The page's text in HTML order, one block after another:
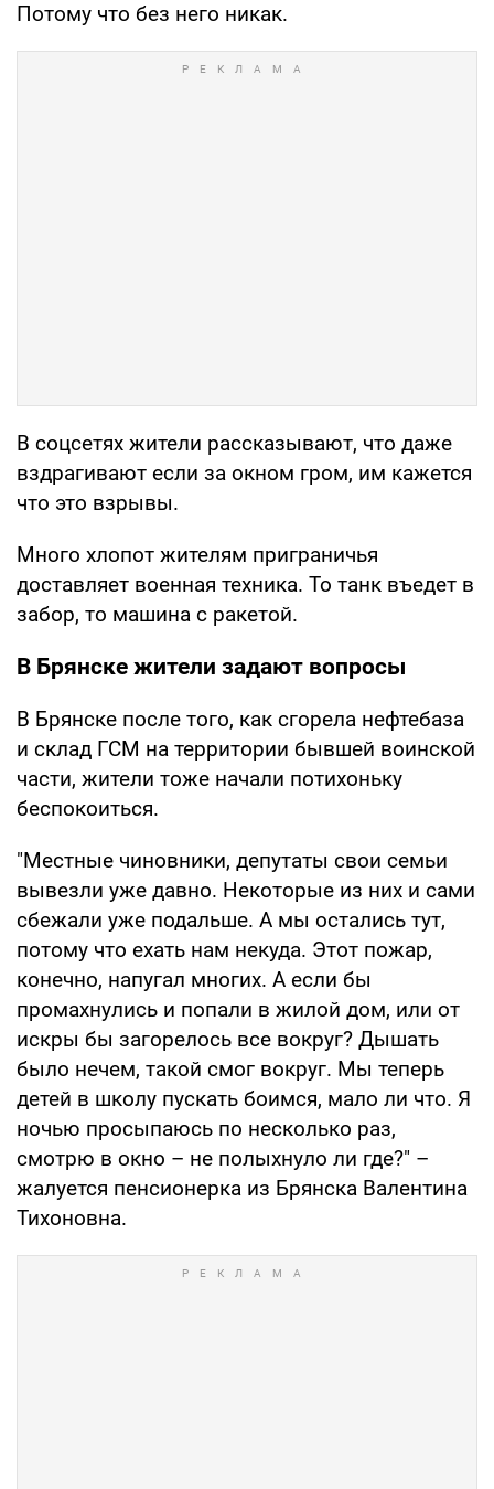
Потому что без него никак.
В соцсетях жители рассказывают, что даже
вздрагивают если за окном гром, им кажется
что это взрывы.
Много хлопот жителям приграничья
доставляет военная техника. То танк въедет в
забор, то машина с ракетой.
В Брянске жители задают вопросы
В Брянске после того, как сгорела нефтебаза
и склад ГСМ на территории бывшей воинской
части, жители тоже начали потихоньку
беспокоиться.
"Местные чиновники, депутаты свои семьи
вывезли уже давно. Некоторые из них и сами
сбежали уже подальше. А мы остались тут,
потому что ехать нам некуда. Этот пожар,
конечно, напугал многих. А если бы
промахнулись и попали в жилой дом, или от
искры бы загорелось все вокруг? Дышать
было нечем, такой смог вокруг. Мы теперь
детей в школу пускать боимся, мало ли что. Я
ночью просыпаюсь по несколько раз,
смотрю в окно – не полыхнуло ли где?" –
жалуется пенсионерка из Брянска Валентина
Тихоновна.